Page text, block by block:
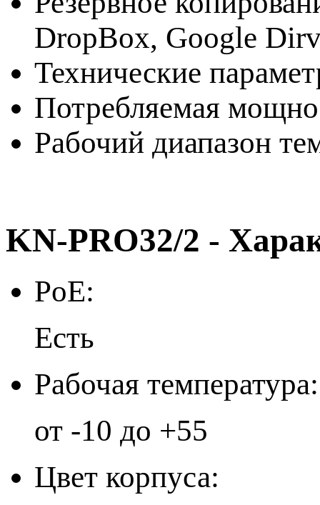
DropBox, Google
Технические
Потребляемая
Рабочий диапазон
KN-PRO32/2 -
PoE:
Есть
Рабочая температура:
от -10 до +55
Цвет корпуса: